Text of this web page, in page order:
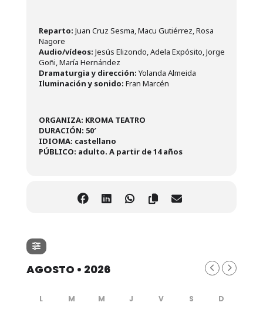
Reparto: Juan Cruz Sesma, Macu Gutiérrez, Rosa
Nagore
Audio/vídeos: Jesús Elizondo, Adela Expósito, Jorge
Goñi, María Hernández
Dramaturgia y dirección: Yolanda Almeida
Iluminación y sonido: Fran Marcén
ORGANIZA: KROMA TEATRO
DURACIÓN: 50′
IDIOMA: castellano
PÚBLICO: adulto. A partir de 14 años
AGOSTO • 2026